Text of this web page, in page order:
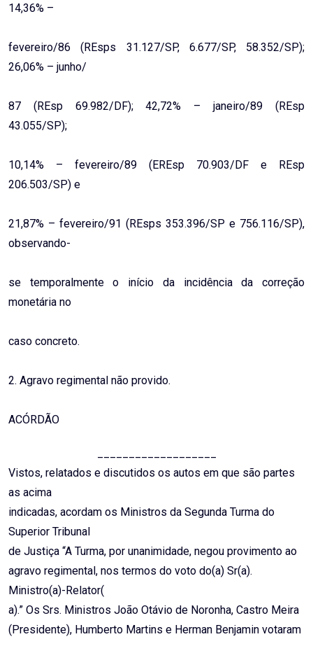
14,36% –
fevereiro/86 (REsps 31.127/SP, 6.677/SP, 58.352/SP);
26,06% – junho/
87 (REsp 69.982/DF); 42,72% – janeiro/89 (REsp
43.055/SP);
10,14% – fevereiro/89 (EREsp 70.903/DF e REsp
206.503/SP) e
21,87% – fevereiro/91 (REsps 353.396/SP e 756.116/SP),
observando-
se temporalmente o início da incidência da correção
monetária no
caso concreto.
2. Agravo regimental não provido.
ACÓRDÃO
Vistos, relatados e discutidos os autos em que são partes
as acima
indicadas, acordam os Ministros da Segunda Turma do
Superior Tribunal
de Justiça “A Turma, por unanimidade, negou provimento ao
agravo regimental, nos termos do voto do(a) Sr(a).
Ministro(a)-Relator(
a).” Os Srs. Ministros João Otávio de Noronha, Castro Meira
(Presidente), Humberto Martins e Herman Benjamin votaram